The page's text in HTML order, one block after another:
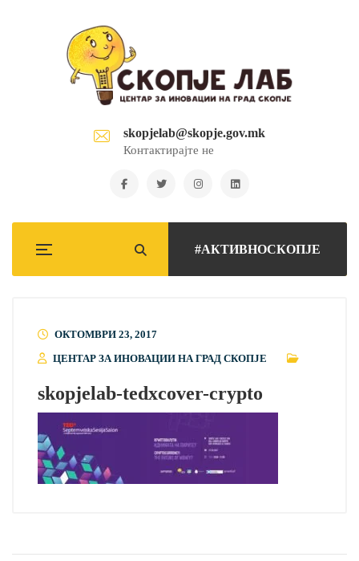
skopjelab@skopje.gov.mk
Контактирајте не
#АКТИВНОСКОПЈЕ
ОКТОМВРИ 23, 2017
ЦЕНТАР ЗА ИНОВАЦИИ НА ГРАД СКОПЈЕ
skopjelab-tedxcover-crypto